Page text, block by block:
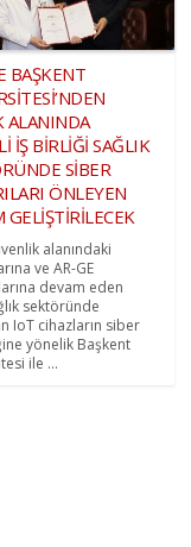
BAŞKENT
ALANINDA
İŞ BİRLİĞİ SAĞLIK
SİBER
ÖNLEYEN
GELİŞTİRİLECEK
alanındaki
ve AR-GE
devam eden
sektöründe
IoT cihazların siber
yönelik Başkent
ile ...